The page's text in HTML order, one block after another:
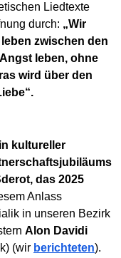
Liedtexte
durch: „Wir
zwischen den
leben, ohne
wird über den
kultureller
das 2025
Anlass
in unseren Bezirk
Alon Davidi
(wir berichteten).